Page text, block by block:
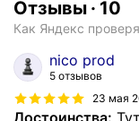
Отзывы · 10
Как Яндекс
nico prod
5 отзывов
23 мая